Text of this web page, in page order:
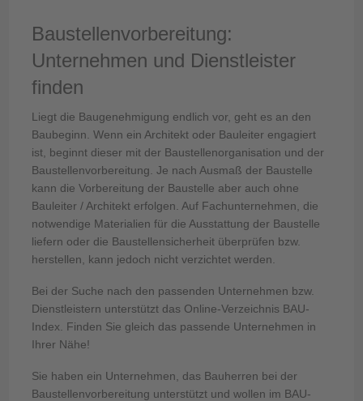
Baustellenvorbereitung:
Unternehmen und Dienstleister
finden
Liegt die Baugenehmigung endlich vor, geht es an den
Baubeginn. Wenn ein Architekt oder Bauleiter engagiert
ist, beginnt dieser mit der Baustellenorganisation und der
Baustellenvorbereitung. Je nach Ausmaß der Baustelle
kann die Vorbereitung der Baustelle aber auch ohne
Bauleiter / Architekt erfolgen. Auf Fachunternehmen, die
notwendige Materialien für die Ausstattung der Baustelle
liefern oder die Baustellensicherheit überprüfen bzw.
herstellen, kann jedoch nicht verzichtet werden.
Bei der Suche nach den passenden Unternehmen bzw.
Dienstleistern unterstützt das Online-Verzeichnis BAU-
Index. Finden Sie gleich das passende Unternehmen in
Ihrer Nähe!
Sie haben ein Unternehmen, das Bauherren bei der
Baustellenvorbereitung unterstützt und wollen im BAU-